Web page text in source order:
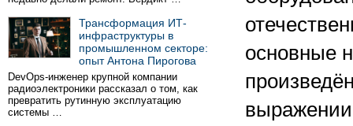
Трансформация ИТ-
инфраструктуры в
промышленном секторе:
опыт Антона Пирогова
DevOps-инженер крупной компании
радиоэлектроники рассказал о том, как
превратить рутинную эксплуатацию
системы …
основные